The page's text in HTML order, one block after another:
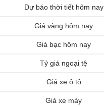
Dự báo thời tiết hôm nay
Giá vàng hôm nay
Giá bạc hôm nay
Tỷ giá ngoại tệ
Giá xe ô tô
Giá xe máy